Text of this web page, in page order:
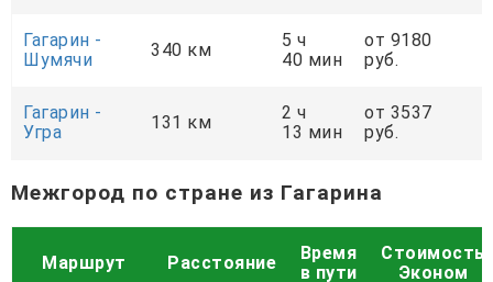
Гагарин -
Шумячи
340 км
5 ч
40 мин
от 9180
руб.
Гагарин -
Угра
131 км
2 ч
13 мин
от 3537
руб.
Межгород по стране из Гагарина
Маршрут Расстояние
Время
в пути
Стоимость
Эконом